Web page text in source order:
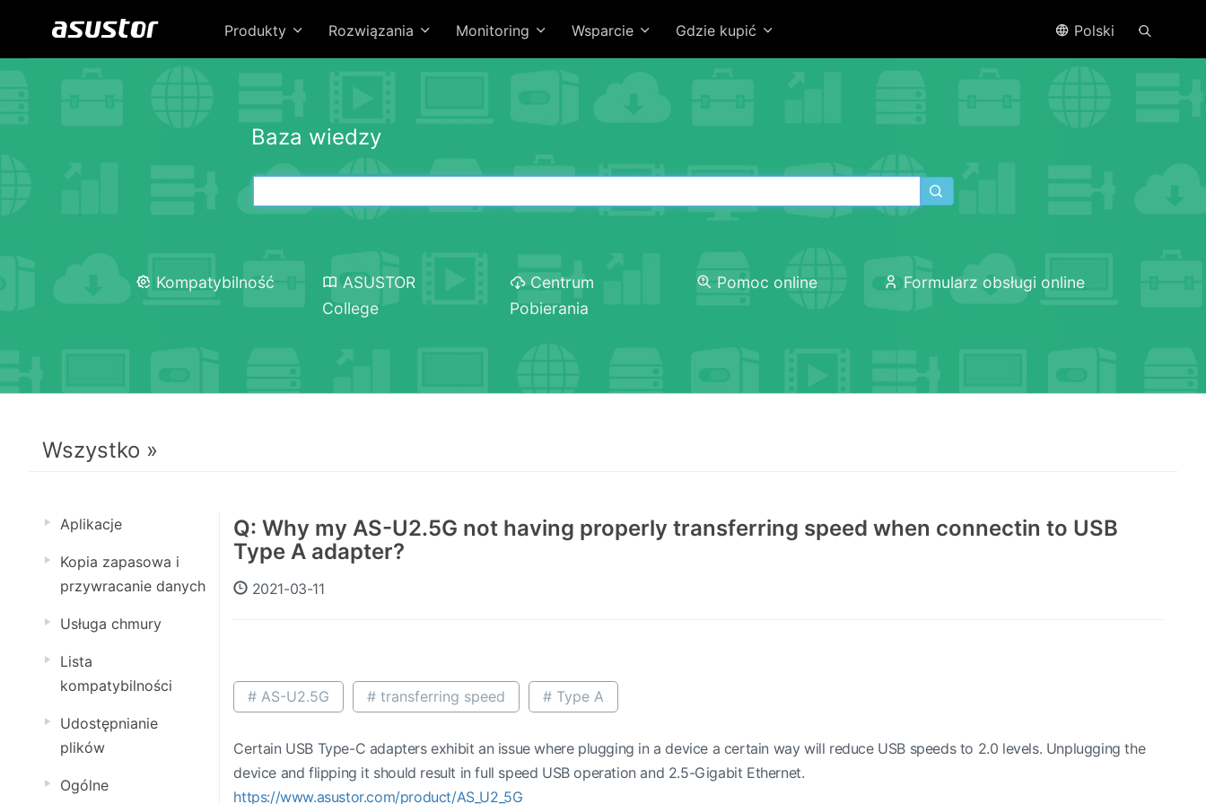
Produkty Rozwiązania Monitoring Wsparcie Gdzie kupić Polski
Baza wiedzy
Kompatybilność
ASUSTOR
College
Centrum
Pobierania
Pomoc online Formularz obsługi online
Wszystko »
Aplikacje
Kopia zapasowa i
przywracanie danych
Usługa chmury
Lista
kompatybilności
Udostępnianie
plików
Ogólne
Q: Why my AS-U2.5G not having properly transferring speed when connectin to USB
Type A adapter?
2021-03-11
# AS-U2.5G # transferring speed # Type A
Certain USB Type-C adapters exhibit an issue where plugging in a device a certain way will reduce USB speeds to 2.0 levels. Unplugging the
device and flipping it should result in full speed USB operation and 2.5-Gigabit Ethernet.
https://www.asustor.com/product/AS_U2_5G